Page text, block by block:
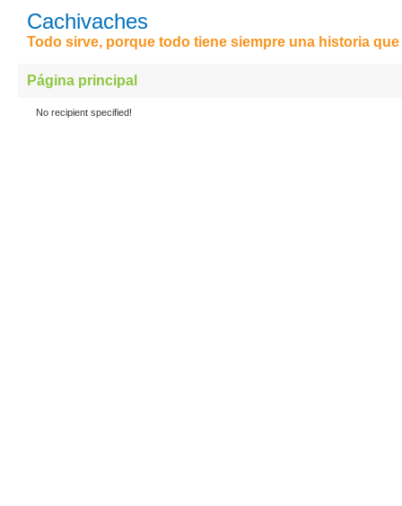
Cachivaches
Todo sirve, porque todo tiene siempre una historia que
Página principal
No recipient specified!